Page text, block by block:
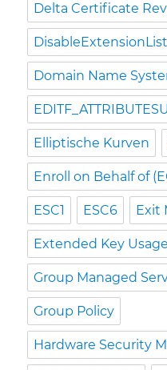
Delta Certificate
DisableExtensionList
Domain Name
Elliptische Kurven
Enroll on Behalf of
ESC1 ESC6 Exit
Extended Key
Group Managed
Group Policy
Hardware Security